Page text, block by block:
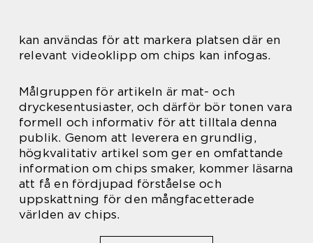
kan användas för att markera platsen där en
relevant videoklipp om chips kan infogas.
Målgruppen för artikeln är mat- och
dryckesentusiaster, och därför bör tonen vara
formell och informativ för att tilltala denna
publik. Genom att leverera en grundlig,
högkvalitativ artikel som ger en omfattande
information om chips smaker, kommer läsarna
att få en fördjupad förståelse och
uppskattning för den mångfacetterade
världen av chips.